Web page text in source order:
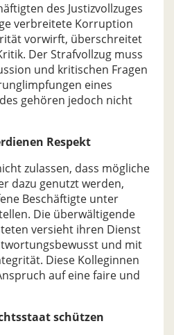
des Justizvollzuges
verbreitete Korruption
vorwirft, überschreitet
Der Strafvollzug muss
und kritischen Fragen
eines
gehören jedoch nicht
Respekt
zulassen, dass mögliche
dazu genutzt werden,
Beschäftigte unter
Die überwältigende
versieht ihren Dienst
und mit
Diese Kolleginnen
auf eine faire und
schützen